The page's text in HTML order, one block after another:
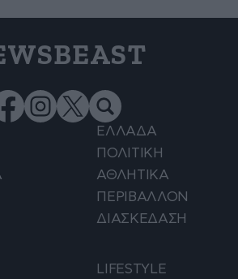
ΕΛΛΑΔΑ
ΠΟΛΙΤΙΚΗ
ΑΘΛΗΤΙΚΑ
ΠΕΡΙΒΑΛΛΟΝ
ΔΙΑΣΚΕΔΑΣΗ
LIFESTYLE